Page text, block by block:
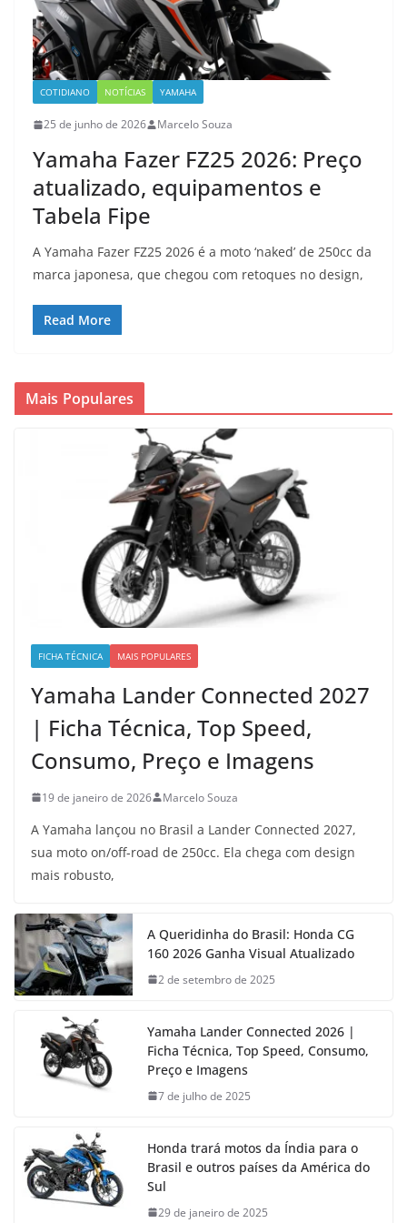
COTIDIANO NOTÍCIAS YAMAHA
25 de junho de 2026 Marcelo Souza
Yamaha Fazer FZ25 2026: Preço
atualizado, equipamentos e
Tabela Fipe
A Yamaha Fazer FZ25 2026 é a moto ‘naked’ de 250cc da
marca japonesa, que chegou com retoques no design,
Read More
Mais Populares
FICHA TÉCNICA MAIS POPULARES
Yamaha Lander Connected 2027
| Ficha Técnica, Top Speed,
Consumo, Preço e Imagens
19 de janeiro de 2026 Marcelo Souza
A Yamaha lançou no Brasil a Lander Connected 2027,
sua moto on/off-road de 250cc. Ela chega com design
mais robusto,
A Queridinha do Brasil: Honda CG
160 2026 Ganha Visual Atualizado
2 de setembro de 2025
Yamaha Lander Connected 2026 |
Ficha Técnica, Top Speed, Consumo,
Preço e Imagens
7 de julho de 2025
Honda trará motos da Índia para o
Brasil e outros países da América do
Sul
29 de janeiro de 2025